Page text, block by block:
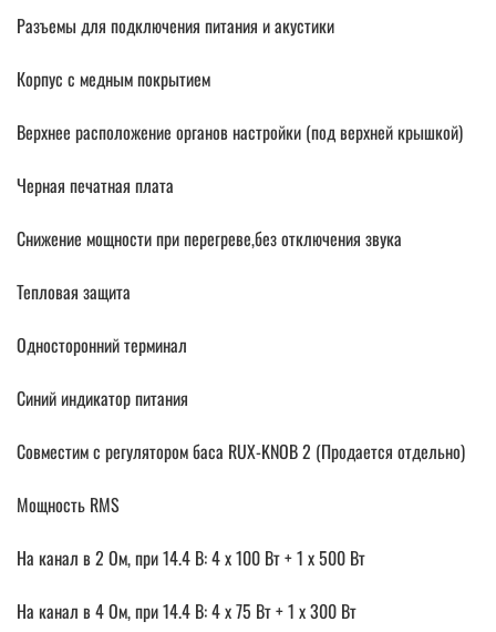
Разъемы для подключения питания и акустики
Корпус с медным покрытием
Верхнее расположение органов настройки (под верхней крышкой)
Черная печатная плата
Снижение мощности при перегреве,без отключения звука
Тепловая защита
Односторонний терминал
Синий индикатор питания
Совместим с регулятором баса RUX-KNOB 2 (Продается отдельно)
Мощность RMS
На канал в 2 Ом, при 14.4 В: 4 x 100 Вт + 1 x 500 Вт
На канал в 4 Ом, при 14.4 В: 4 x 75 Вт + 1 x 300 Вт